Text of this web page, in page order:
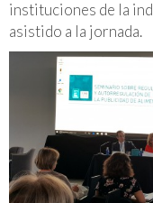
instituciones de la
asistido a la jornada.